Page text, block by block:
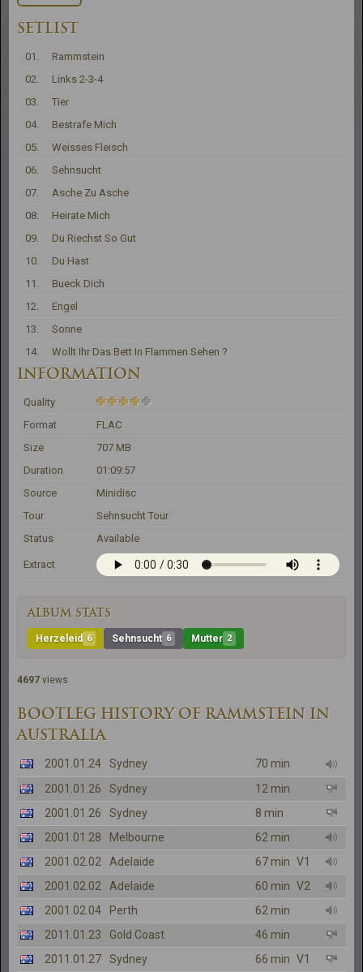
SETLIST
01.
Rammstein
02.
Links 2-3-4
03.
Tier
04.
Bestrafe Mich
05.
Weisses Fleisch
06.
Sehnsucht
07.
Asche Zu Asche
08.
Heirate Mich
09.
Du Riechst So Gut
10.
Du Hast
11.
Bueck Dich
12.
Engel
13.
Sonne
14.
Wollt Ihr Das Bett In Flammen Sehen ?
INFORMATION
Quality
Format
FLAC
Size
707 MB
Duration
01:09:57
Source
Minidisc
Tour
Sehnsucht Tour
Status
Available
Extract
ALBUM STATS
Herzeleid 6 Sehnsucht 6 Mutter 2
4697 views
BOOTLEG HISTORY OF RAMMSTEIN IN
AUSTRALIA
2001.01.24 Sydney
70 min
2001.01.26
Sydney
12 min
2001.01.26
Sydney
8 min
2001.01.28
Melbourne
62 min
2001.02.02
Adelaide 67 min V1
2001.02.02
Adelaide 60 min V2
2001.02.04
Perth
62 min
2011.01.23
Gold Coast
46 min
2011.01.27
Sydney 66 min V1